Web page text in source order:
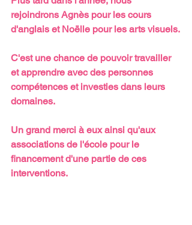
rejoindrons Agnès pour les cours
d'anglais et Noëlle pour les arts visuels.
C'est une chance de pouvoir travailler
et apprendre avec des personnes
compétences et investies dans leurs
domaines.
Un grand merci à eux ainsi qu'aux
associations de l'école pour le
financement d'une partie de ces
interventions.